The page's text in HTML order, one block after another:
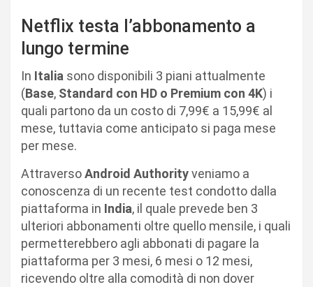
Netflix testa l’abbonamento a
lungo termine
In Italia sono disponibili 3 piani attualmente
(Base, Standard con HD o Premium con 4K) i
quali partono da un costo di 7,99€ a 15,99€ al
mese, tuttavia come anticipato si paga mese
per mese.
AttraversoAndroid Authorityveniamo a
conoscenza di un recente test condotto dalla
piattaforma in India, il quale prevede ben 3
ulteriori abbonamenti oltre quello mensile, i quali
permetterebbero agli abbonati di pagare la
piattaforma per 3 mesi, 6 mesi o 12 mesi,
ricevendo oltre alla comodità di non dover